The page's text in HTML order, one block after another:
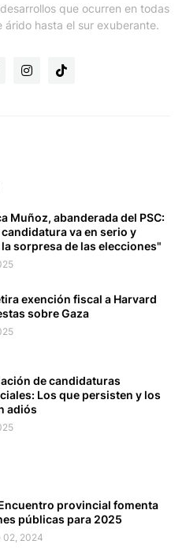
que ocurren en todas
árido hasta el sur exuberante.
Muñoz, abanderada del PSC:
va en serio y
sorpresa de las elecciones"
exención fiscal a Harvard
sobre Gaza
de candidaturas
Los que persisten y los
adiós
provincial fomenta
públicas para 2025
02, 2024